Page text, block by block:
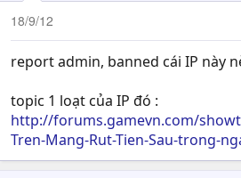
18/9/12
report admin, banned cái IP này
topic 1 loạt của IP đó :
http://forums.gamevn.com/
Tren-Mang-Rut-Tien-Sau-trong-